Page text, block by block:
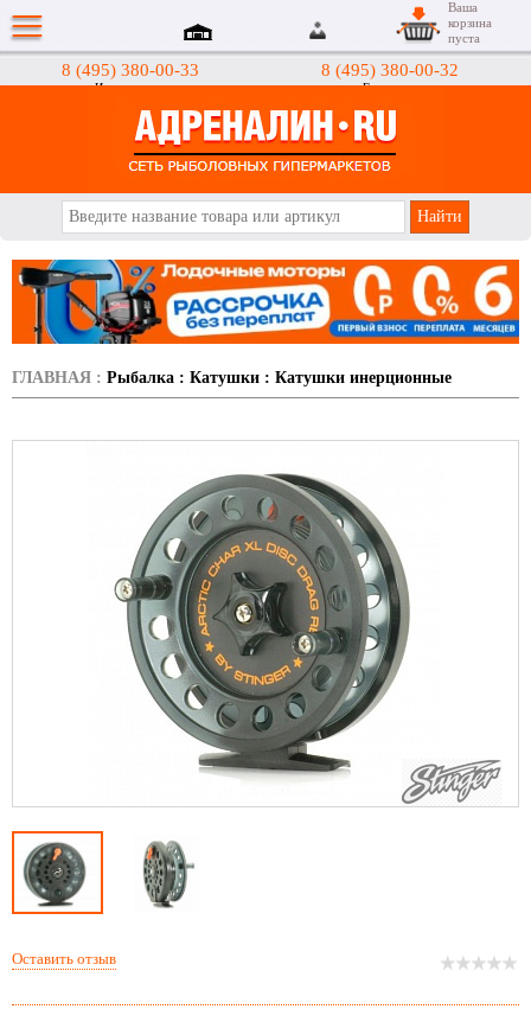
8 (495) 380-00-33
Интернет-магазин
8 (495) 380-00-32
Гипермаркеты
Ваша
корзина
пуста
ГЛАВНАЯ : Рыбалка : Катушки : Катушки инерционные
Оставить отзыв